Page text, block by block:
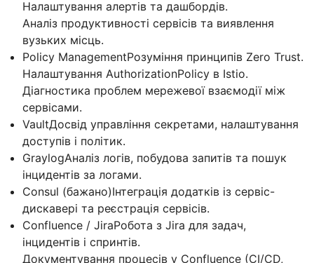
Налаштування алертів та дашбордів.
Аналіз продуктивності сервісів та виявлення
вузьких місць.
Policy ManagementРозуміння принципів Zero Trust.
Налаштування AuthorizationPolicy в Istio.
Діагностика проблем мережевої взаємодії між
сервісами.
VaultДосвід управління секретами, налаштування
доступів і політик.
GraylogАналіз логів, побудова запитів та пошук
інцидентів за логами.
Consul (бажано)Інтеграція додатків із сервіс-
дискавері та реєстрація сервісів.
Confluence / JiraРобота з Jira для задач,
інцидентів і спринтів.
Документування процесів у Confluence (CI/CD,